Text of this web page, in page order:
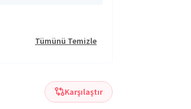
Tümünü Temizle
Karşılaştır